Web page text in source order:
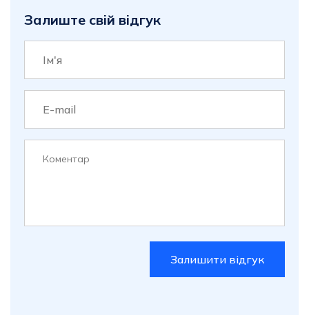
Залиште свій відгук